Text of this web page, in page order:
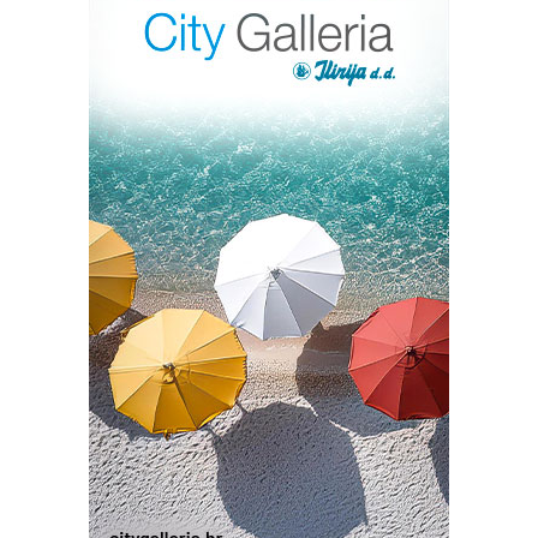
profesionalnih radionica iz područja suvremenog plesa i
izvedbenih umjetnosti, s primarnim fokusom na
produbljivanju plesne prakse kroz studiozan rad i
svjesno bavljenje tijelom. Cilj radionica je upoznavanje
polaznika s alatima i tehnikama kroz specifične
istraživačke procese, u svrhu nadogradnje vlastitih
plesnih, koreografskih i izvedbenih vještina. Ove godine
predavači su Milan Tomášik s radionicom nazvanom
Poetic Body (prezentacija njegove radionice otvara
festival), Andrej Zupančič vodit će već četvrtu godinu za
redom Kung Fu i Qi Gong, te Nina Faidiga s radionicom
plesne tehnike Flying Low & Passing Through sa čijom
prezentaciom se i zatvara Festival.
U sklopu off programa festivala predstavit će se dvije
značajne i vrijedne knjige usko vezane za plesnu
umjetnost. Autorica Iva Nerina Sibila, plesna umjetnica i
publicistkinja, promovirat će knjigu O plesu
strukturiranu od eseja, kritika, razgovora i intervjua, te